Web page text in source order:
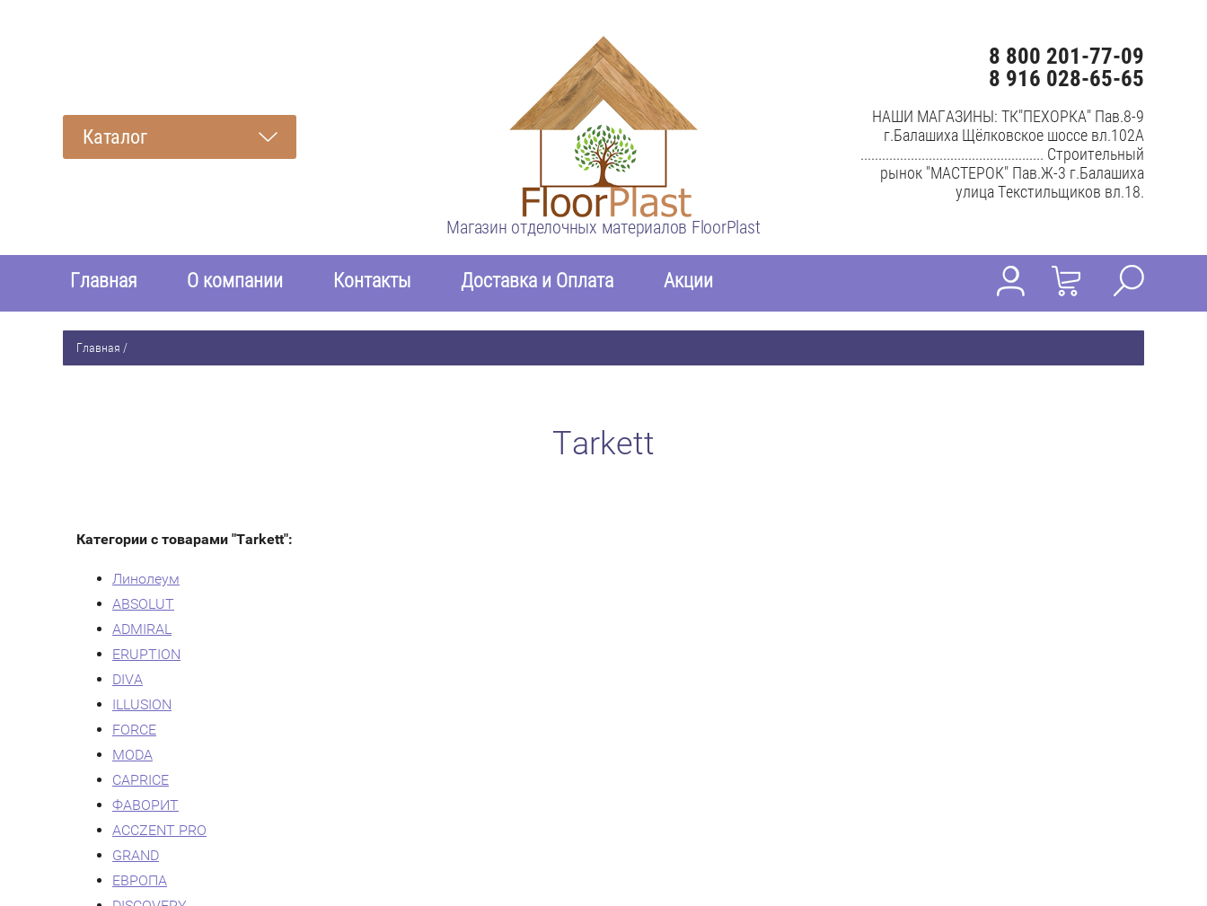
Каталог
Магазин отделочных материалов FloorPlast
8 800 201-77-09
8 916 028-65-65
НАШИ МАГАЗИНЫ: ТК"ПЕХОРКА" Пав.8-9
г.Балашиха Щёлковское шоссе вл.102А
................................................... Строительный
рынок "МАСТЕРОК" Пав.Ж-3 г.Балашиха
улица Текстильщиков вл.18.
Главная О компании Контакты Доставка и Оплата Акции
Главная /
Tarkett
Категории с товарами "Tarkett":
Линолеум
ABSOLUT
ADMIRAL
ERUPTION
DIVA
ILLUSION
FORCE
MODA
CAPRICE
ФАВОРИТ
ACCZENT PRO
GRAND
ЕВРОПА